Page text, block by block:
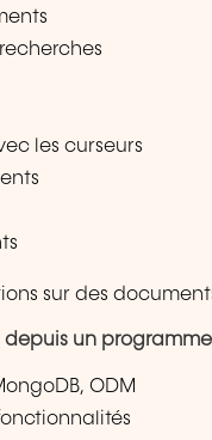
les curseurs
sur des
depuis un programme
ODM